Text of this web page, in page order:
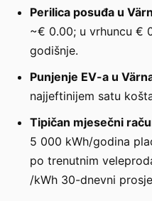
Perilica posuđa u
~€ 0.00; u vrhuncu €
godišnje.
Punjenje EV-a u
najjeftinijem satu
Tipičan mjesečni
5 000 kWh/godina
po trenutnim
/kWh 30-dnevni